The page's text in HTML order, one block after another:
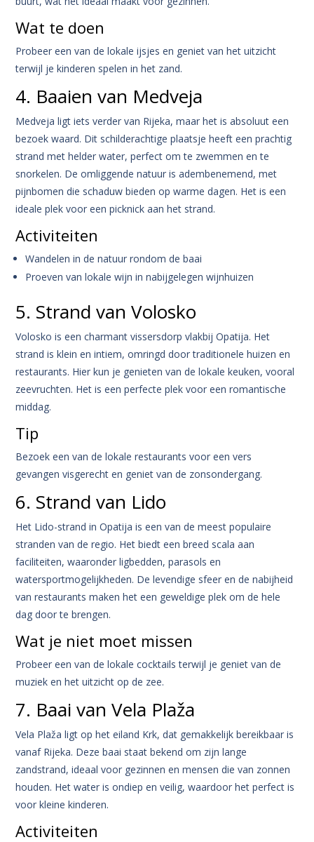
Wat te doen
Probeer een van de lokale ijsjes en geniet van het uitzicht
terwijl je kinderen spelen in het zand.
4. Baaien van Medveja
Medveja ligt iets verder van Rijeka, maar het is absoluut een
bezoek waard. Dit schilderachtige plaatsje heeft een prachtig
strand met helder water, perfect om te zwemmen en te
snorkelen. De omliggende natuur is adembenemend, met
pijnbomen die schaduw bieden op warme dagen. Het is een
ideale plek voor een picknick aan het strand.
Activiteiten
Wandelen in de natuur rondom de baai
Proeven van lokale wijn in nabijgelegen wijnhuizen
5. Strand van Volosko
Volosko is een charmant vissersdorp vlakbij Opatija. Het
strand is klein en intiem, omringd door traditionele huizen en
restaurants. Hier kun je genieten van de lokale keuken, vooral
zeevruchten. Het is een perfecte plek voor een romantische
middag.
Tip
Bezoek een van de lokale restaurants voor een vers
gevangen visgerecht en geniet van de zonsondergang.
6. Strand van Lido
Het Lido-strand in Opatija is een van de meest populaire
stranden van de regio. Het biedt een breed scala aan
faciliteiten, waaronder ligbedden, parasols en
watersportmogelijkheden. De levendige sfeer en de nabijheid
van restaurants maken het een geweldige plek om de hele
dag door te brengen.
Wat je niet moet missen
Probeer een van de lokale cocktails terwijl je geniet van de
muziek en het uitzicht op de zee.
7. Baai van Vela Plaža
Vela Plaža ligt op het eiland Krk, dat gemakkelijk bereikbaar is
vanaf Rijeka. Deze baai staat bekend om zijn lange
zandstrand, ideaal voor gezinnen en mensen die van zonnen
houden. Het water is ondiep en veilig, waardoor het perfect is
voor kleine kinderen.
Activiteiten